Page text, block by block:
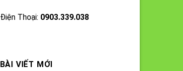
Điện Thoại: 0903.339.038
BÀI VIẾT MỚI